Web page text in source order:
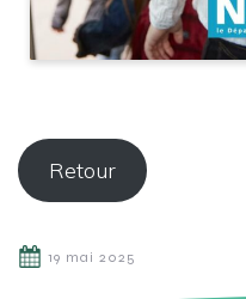
Retour
19 mai 2025